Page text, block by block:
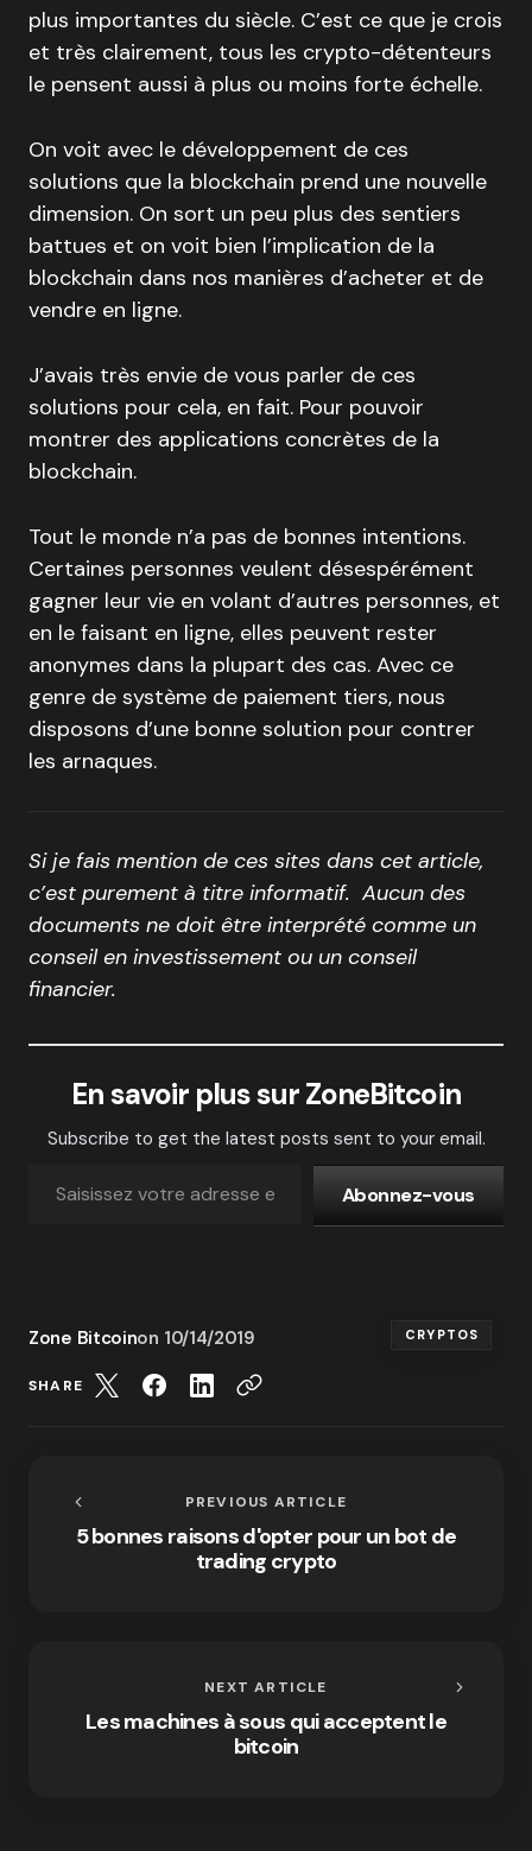
plus importantes du siècle. C’est ce que je crois
et très clairement, tous les crypto-détenteurs
le pensent aussi à plus ou moins forte échelle.
On voit avec le développement de ces
solutions que la blockchain prend une nouvelle
dimension. On sort un peu plus des sentiers
battues et on voit bien l’implication de la
blockchain dans nos manières d’acheter et de
vendre en ligne.
J’avais très envie de vous parler de ces
solutions pour cela, en fait. Pour pouvoir
montrer des applications concrètes de la
blockchain.
Tout le monde n’a pas de bonnes intentions.
Certaines personnes veulent désespérément
gagner leur vie en volant d’autres personnes, et
en le faisant en ligne, elles peuvent rester
anonymes dans la plupart des cas. Avec ce
genre de système de paiement tiers, nous
disposons d’une bonne solution pour contrer
les arnaques.
Si je fais mention de ces sites dans cet article,
c’est purement à titre informatif. Aucun des
documents ne doit être interprété comme un
conseil en investissement ou un conseil
financier.
En savoir plus sur ZoneBitcoin
Subscribe to get the latest posts sent to your email.
Abonnez-vous
Zone Bitcoinon 10/14/2019 CRYPTOS
SHARE
PREVIOUS ARTICLE
5 bonnes raisons d'opter pour un bot de
trading crypto
NEXT ARTICLE
Les machines à sous qui acceptent le
bitcoin